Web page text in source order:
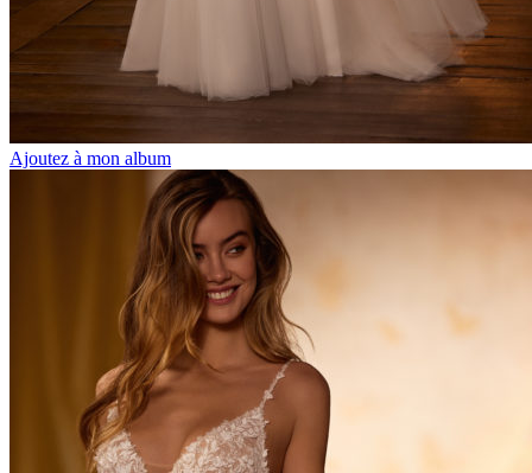
Ajoutez à mon album